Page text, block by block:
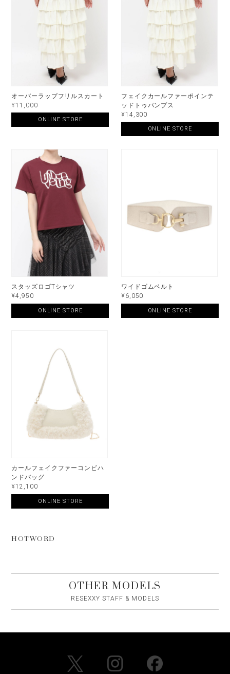
オーバーラップフリルスカート
¥11,000
ONLINE STORE
フェイクカールファーポインテ
ッドトゥパンプス
¥14,300
ONLINE STORE
スタッズロゴTシャツ
¥4,950
ONLINE STORE
ワイドゴムベルト
¥6,050
ONLINE STORE
カールフェイクファーコンビハ
ンドバッグ
¥12,100
ONLINE STORE
HOTWORD
OTHER MODELS
RESEXXY STAFF & MODELS